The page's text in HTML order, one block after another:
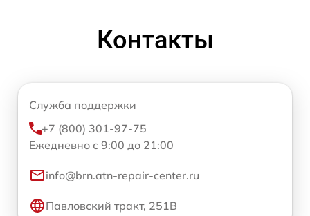
Контакты
Служба поддержки
+7 (800) 301-97-75
Ежедневно с 9:00 до 21:00
info@brn.atn-repair-center.ru
Павловский тракт, 251В